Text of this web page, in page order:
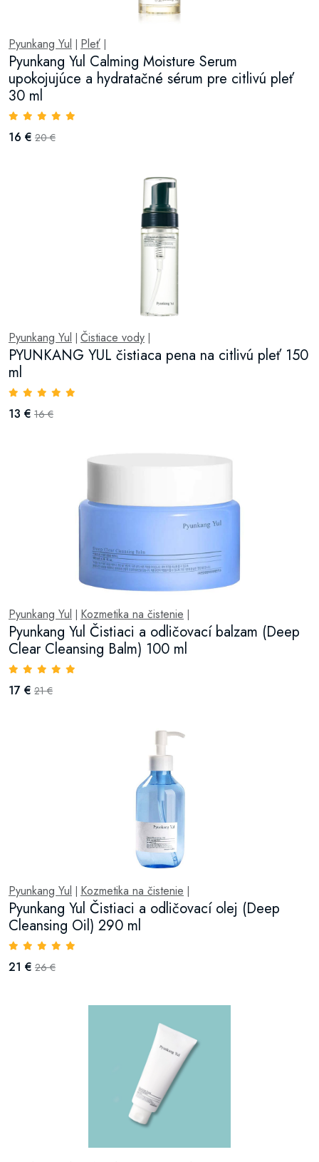
Pyunkang Yul Pleť
Pyunkang Yul Calming Moisture Serum
upokojujúce a hydratačné sérum pre citlivú pleť
30 ml
16 € 20 €
Pyunkang Yul Čistiace vody
PYUNKANG YUL čistiaca pena na citlivú pleť 150
ml
13 € 16 €
Pyunkang Yul Kozmetika na čistenie
Pyunkang Yul Čistiaci a odličovací balzam (Deep
Clear Cleansing Balm) 100 ml
17 € 21 €
Pyunkang Yul Kozmetika na čistenie
Pyunkang Yul Čistiaci a odličovací olej (Deep
Cleansing Oil) 290 ml
21 € 26 €